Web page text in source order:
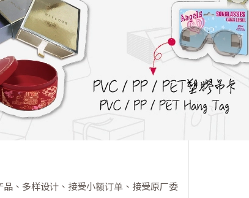
、多样设计、接受小额订单、接受原厂委